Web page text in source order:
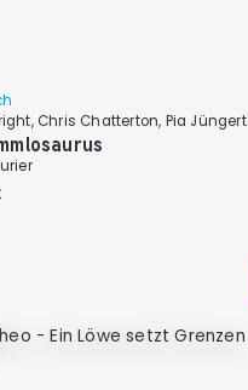
Chris Chatterton, Pia Jüngert
Preis: